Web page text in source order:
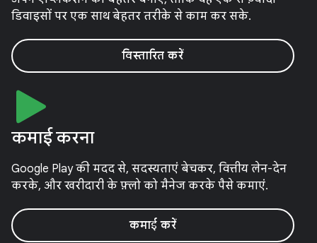
डिवाइसों पर एक साथ बेहतर तरीके से काम कर सके.
विस्तारित करें
कमाई करना
Google Play की मदद से, सदस्यताएं बेचकर, वित्तीय लेन-देन
करके, और खरीदारी के फ़्लो को मैनेज करके पैसे कमाएं.
कमाई करें